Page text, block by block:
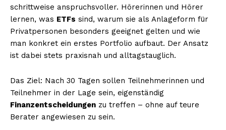
schrittweise anspruchsvoller. Hörerinnen und Hörer
lernen, was ETFs sind, warum sie als Anlageform für
Privatpersonen besonders geeignet gelten und wie
man konkret ein erstes Portfolio aufbaut. Der Ansatz
ist dabei stets praxisnah und alltagstauglich.
Das Ziel: Nach 30 Tagen sollen Teilnehmerinnen und
Teilnehmer in der Lage sein, eigenständig
Finanzentscheidungen zu treffen – ohne auf teure
Berater angewiesen zu sein.